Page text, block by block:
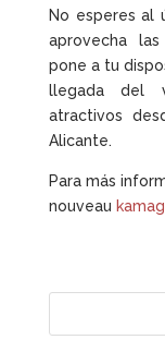
No esperes al
aprovecha las
pone a tu
llegada del
atractivos
Alicante.
Para más
nouveau